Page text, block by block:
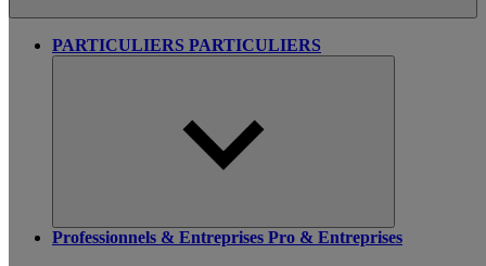
PARTICULIERS PARTICULIERS
Professionnels & Entreprises Pro & Entreprises